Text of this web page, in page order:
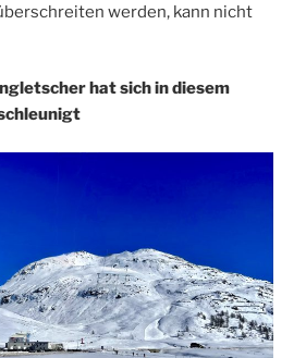
werden, kann nicht
hat sich in diesem